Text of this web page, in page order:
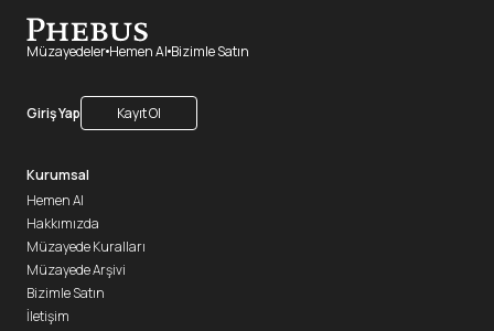
Müzayedeler Hemen Al Bizimle Satın
Giriş Yap Kayıt Ol
Kurumsal
Hemen Al
Hakkımızda
Müzayede Kuralları
Müzayede Arşivi
Bizimle Satın
İletişim